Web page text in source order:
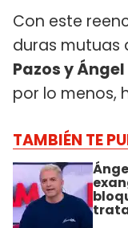
Con este
duras mutuas
Pazos y
por lo menos,
TAMBIÉN TE